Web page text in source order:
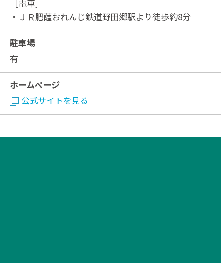
［電車］
・ＪＲ肥薩おれんじ鉄道野田郷駅より徒歩約8分
駐車場
有
ホームページ
公式サイトを見る